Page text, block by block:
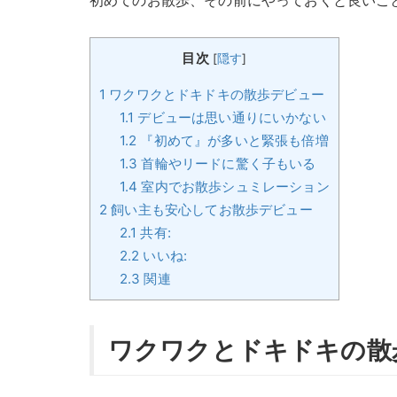
目次 [隠す]
1 ワクワクとドキドキの散歩デビュー
1.1 デビューは思い通りにいかない
1.2 『初めて』が多いと緊張も倍増
1.3 首輪やリードに驚く子もいる
1.4 室内でお散歩シュミレーション
2 飼い主も安心してお散歩デビュー
2.1 共有:
2.2 いいね:
2.3 関連
ワクワクとドキドキの